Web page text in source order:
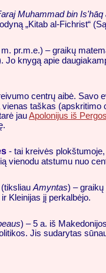
Muhammad bin Is'hāq
„Kitab al-Fichrist“
pr.m.e.) – graikų
Jo knygą apie
centrų aibė. Savo
taškas (apskritimo
jauApolonijus iš Pergos
- tai kreivės
vienodu atstumu nuo
(tiksliau Amyntas) –
Kleinijas jį perkalbėjo.
) – 5 a. iš
Jis sudarytas